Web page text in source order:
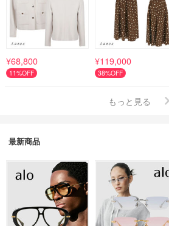
¥68,800
11%OFF
¥119,000
38%OFF
もっと見る
最新商品